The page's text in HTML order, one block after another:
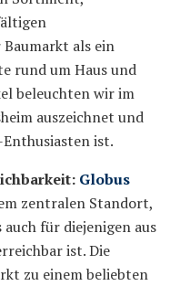
als ein
rund um Haus und
beleuchten wir im
auszeichnet und
ist.
Globus
zentralen Standort,
für diejenigen aus
ist. Die
zu einem beliebten